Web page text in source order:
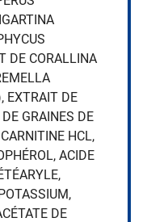
DE CORALLINA
EXTRAIT DE
GRAINES DE
HCL,
ACIDE
DE